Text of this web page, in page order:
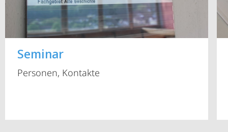
Seminar
Personen, Kontakte